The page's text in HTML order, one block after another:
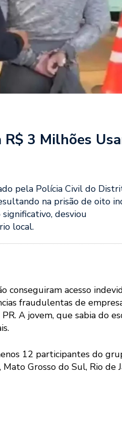
3 Milhões
pela Polícia Civil do
na prisão de oito
desviou
local.
conseguiram acesso
fraudulentas de
A jovem, que sabia do
12 participantes do
Grosso do Sul, Rio de